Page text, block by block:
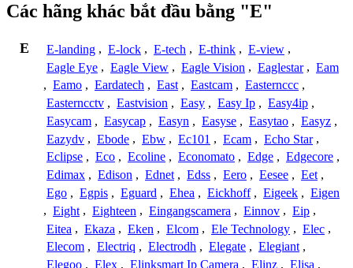
Các hãng khác bắt đầu bằng "E"
E E-landing , E-lock , E-tech , E-think , E-view ,
Eagle Eye , Eagle View , Eagle Vision , Eaglestar , Eam
, Eamo , Eardatech , East , Eastcam , Easternccc ,
Easterncctv , Eastvision , Easy , Easy Ip , Easy4ip ,
Easycam , Easycap , Easyn , Easyse , Easytao , Easyz ,
Eazydv , Ebode , Ebw , Ec101 , Ecam , Echo Star ,
Eclipse , Eco , Ecoline , Economato , Edge , Edgecore ,
Edimax , Edison , Ednet , Edss , Eero , Eesee , Eet ,
Ego , Egpis , Eguard , Ehea , Eickhoff , Eigeek , Eigen
, Eight , Eighteen , Eingangscamera , Einnov , Eip ,
Eitea , Ekaza , Eken , Elcom , Ele Technology , Elec ,
Elecom , Electriq , Electrodh , Elegate , Elegiant ,
Elegoo , Elex , Elinksmart Ip Camera , Elinz , Elisa ,